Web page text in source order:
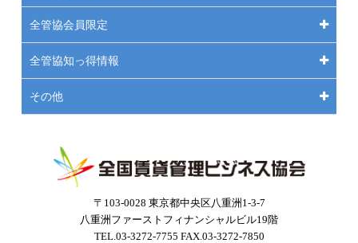
〒103-0028 東京都中央区八重洲1-3-7
八重洲ファーストフィナンシャルビル19階
TEL.03-3272-7755 FAX.03-3272-7850
全管協会員限定
全管協知っ得情報
その他